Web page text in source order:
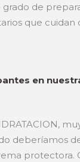
de
que cuidan
en
deberíamos